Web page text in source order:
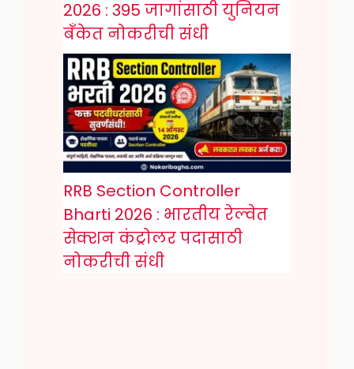
2026 : 395 जागांसाठी युनियन
बँकेत नोकरीची संधी
RRB Section Controller
Bharti 2026 : भारतीय रेल्वेत
सेक्शन कंट्रोलर पदासाठी
नोकरीची संधी